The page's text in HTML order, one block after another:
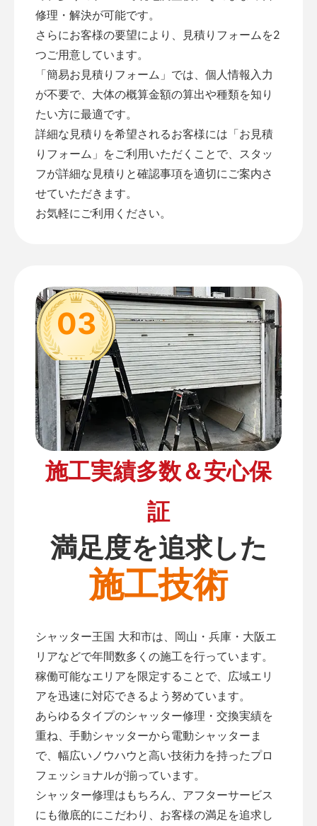
修理・解決が可能です。
さらにお客様の要望により、見積りフォームを2
つご用意しています。
「簡易お見積りフォーム 」では、個人情報入力
が不要で、大体の概算金額の算出や種類を知り
たい方に最適です。
詳細な見積りを希望されるお客様には「お見積
りフォーム 」をご利用いただくことで、スタッ
フが詳細な見積りと確認事項を適切にご案内さ
せていただきます。
お気軽にご利用ください。
03
施工実績多数＆安心保
証
満足度を追求した
施工技術
シャッター王国 大和市は、岡山・兵庫・大阪エ
リアなどで年間数多くの施工を行っています。
稼働可能なエリアを限定することで、広域エリ
アを迅速に対応できるよう努めています。
あらゆるタイプのシャッター修理・交換実績を
重ね、手動シャッターから電動シャッターま
で、幅広いノウハウと高い技術力を持ったプロ
フェッショナルが揃っています。
シャッター修理はもちろん、アフターサービス
にも徹底的にこだわり、お客様の満足を追求し